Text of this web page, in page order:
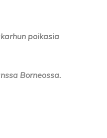
poikasia
Borneossa.